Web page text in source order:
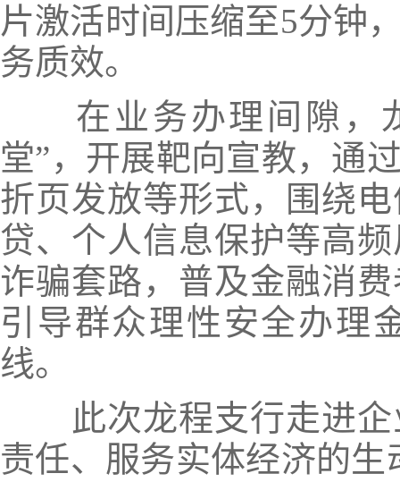
片激活时间压缩至5分钟
务质效。
在业务办理间隙，龙
堂”，开展靶向宣教，通
折页发放等形式，围绕
贷、个人信息保护等高
诈骗套路，普及金融消
引导群众理性安全办理
线。
此次龙程支行走进企
责任、服务实体经济的